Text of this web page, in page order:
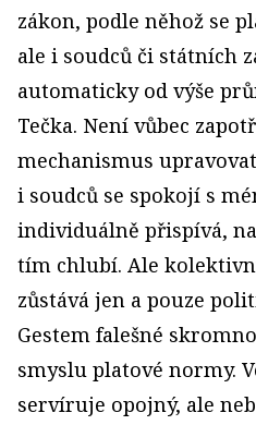
zákon, podle něhož se
ale i soudců či státních
automaticky od výše
Tečka. Není vůbec
mechanismus
i soudců se spokojí s
individuálně přispívá,
tím chlubí. Ale
zůstává jen a pouze
Gestem falešné
smyslu platové normy.
servíruje opojný, ale